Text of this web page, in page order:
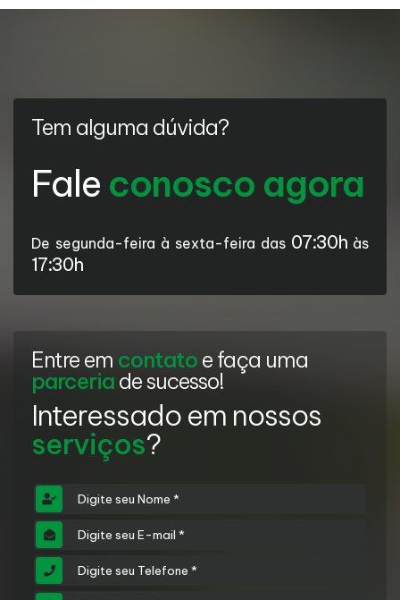
Tem alguma dúvida?
Fale conosco agora
De segunda-feira à sexta-feira das 07:30h às
17:30h
Entre em contato e faça uma
parceria de sucesso!
Interessado em nossos
serviços?